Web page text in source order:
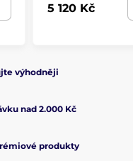
5 120 Kč
výhodněji
nad 2.000 Kč
produkty